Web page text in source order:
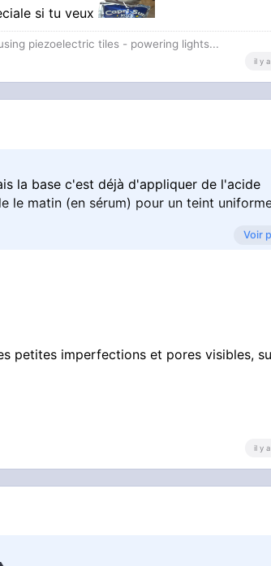
si tu veux
piezoelectric tiles - powering lights...
il y
la base c'est déjà d'appliquer de l'acide
le matin (en sérum) pour un teint
Voir
petites imperfections et pores visibles,
il y